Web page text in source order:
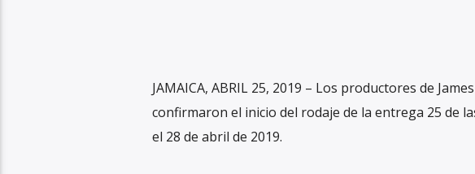
JAMAICA, ABRIL 25, 2019 – Los productores de
confirmaron el inicio del rodaje de la entrega 25 de
el 28 de abril de 2019.